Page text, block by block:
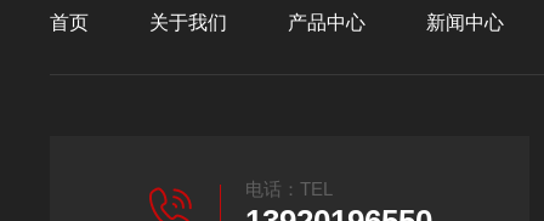
首页 关于我们 产品中心 新闻中心
电话：TEL